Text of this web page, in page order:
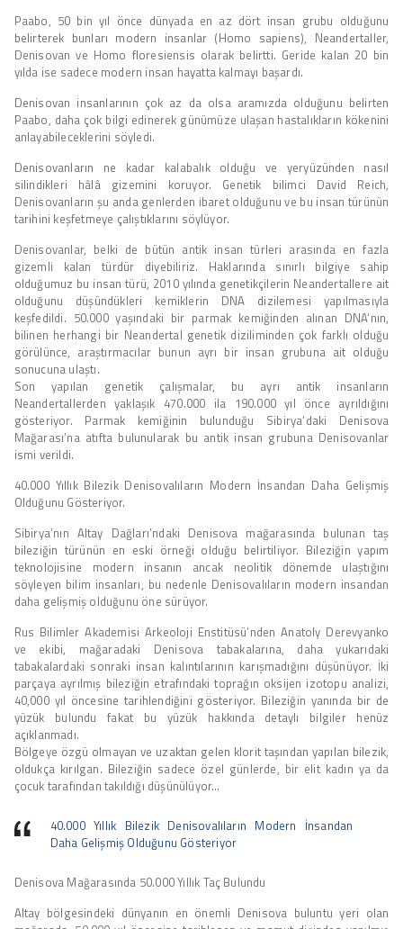
Paabo, 50 bin yıl önce dünyada en az dört insan grubu olduğunu
belirterek bunları modern insanlar (Homo sapiens), Neandertaller,
Denisovan ve Homo floresiensis olarak belirtti. Geride kalan 20 bin
yılda ise sadece modern insan hayatta kalmayı başardı.
Denisovan insanlarının çok az da olsa aramızda olduğunu belirten
Paabo, daha çok bilgi edinerek günümüze ulaşan hastalıkların kökenini
anlayabileceklerini söyledi.
Denisovanların ne kadar kalabalık olduğu ve yeryüzünden nasıl
silindikleri hâlâ gizemini koruyor. Genetik bilimci David Reich,
Denisovanların şu anda genlerden ibaret olduğunu ve bu insan türünün
tarihini keşfetmeye çalıştıklarını söylüyor.
Denisovanlar, belki de bütün antik insan türleri arasında en fazla
gizemli kalan türdür diyebiliriz. Haklarında sınırlı bilgiye sahip
olduğumuz bu insan türü, 2010 yılında genetikçilerin Neandertallere ait
olduğunu düşündükleri kemiklerin DNA dizilemesi yapılmasıyla
keşfedildi. 50.000 yaşındaki bir parmak kemiğinden alınan DNA‘nın,
bilinen herhangi bir Neandertal genetik diziliminden çok farklı olduğu
görülünce, araştırmacılar bunun ayrı bir insan grubuna ait olduğu
sonucuna ulaştı.
Son yapılan genetik çalışmalar, bu ayrı antik insanların
Neandertallerden yaklaşık 470.000 ila 190.000 yıl önce ayrıldığını
gösteriyor. Parmak kemiğinin bulunduğu Sibirya’daki Denisova
Mağarası’na atıfta bulunularak bu antik insan grubuna Denisovanlar
ismi verildi.
40.000 Yıllık Bilezik Denisovalıların Modern İnsandan Daha Gelişmiş
Olduğunu Gösteriyor.
Sibirya’nın Altay Dağları’ndaki Denisova mağarasında bulunan taş
bileziğin türünün en eski örneği olduğu belirtiliyor. Bileziğin yapım
teknolojisine modern insanın ancak neolitik dönemde ulaştığını
söyleyen bilim insanları, bu nedenle Denisovalıların modern insandan
daha gelişmiş olduğunu öne sürüyor.
Rus Bilimler Akademisi Arkeoloji Enstitüsü’nden Anatoly Derevyanko
ve ekibi, mağaradaki Denisova tabakalarına, daha yukarıdaki
tabakalardaki sonraki insan kalıntılarının karışmadığını düşünüyor. İki
parçaya ayrılmış bileziğin etrafındaki toprağın oksijen izotopu analizi,
40,000 yıl öncesine tarihlendiğini gösteriyor. Bileziğin yanında bir de
yüzük bulundu fakat bu yüzük hakkında detaylı bilgiler henüz
açıklanmadı.
Bölgeye özgü olmayan ve uzaktan gelen klorit taşından yapılan bilezik,
oldukça kırılgan. Bileziğin sadece özel günlerde, bir elit kadın ya da
çocuk tarafından takıldığı düşünülüyor…
40.000 Yıllık Bilezik Denisovalıların Modern İnsandan
Daha Gelişmiş Olduğunu Gösteriyor
Denisova Mağarasında 50.000 Yıllık Taç Bulundu
Altay bölgesindeki dünyanın en önemli Denisova buluntu yeri olan